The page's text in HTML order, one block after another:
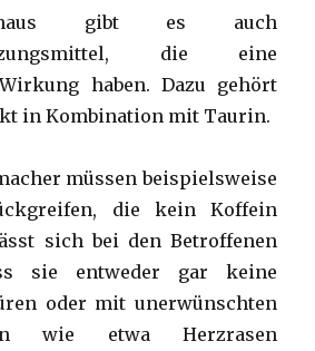
gibt es auch
die eine
haben. Dazu gehört
in Kombination mit Taurin.
müssen beispielsweise
die kein Koffein
sich bei den Betroffenen
sie entweder gar keine
oder mit unerwünschten
wie etwa Herzrasen